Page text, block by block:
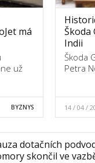
má
už
BYZNYS
Škoda
Indii
Škoda
Petra
14 / 04 /
dotačních
skončil ve